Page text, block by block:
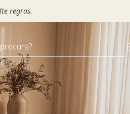
regras.